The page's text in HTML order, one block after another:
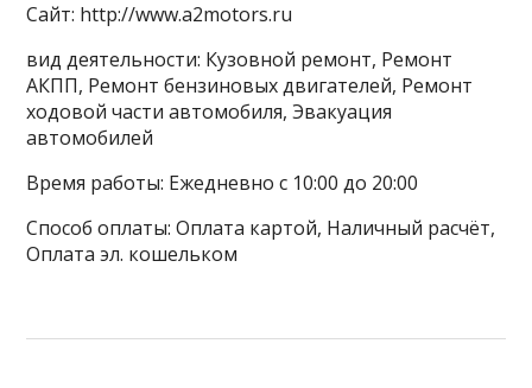
Сайт: http://www.a2motors.ru
вид деятельности: Кузовной ремонт, Ремонт
АКПП, Ремонт бензиновых двигателей, Ремонт
ходовой части автомобиля, Эвакуация
автомобилей
Время работы: Ежедневно с 10:00 до 20:00
Способ оплаты: Оплата картой, Наличный расчёт,
Оплата эл. кошельком